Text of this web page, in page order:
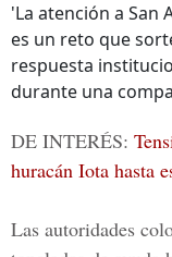
'La atención a San
es un reto que
respuesta
durante una
DE INTERÉS:
huracán Iota hasta
Las autoridades